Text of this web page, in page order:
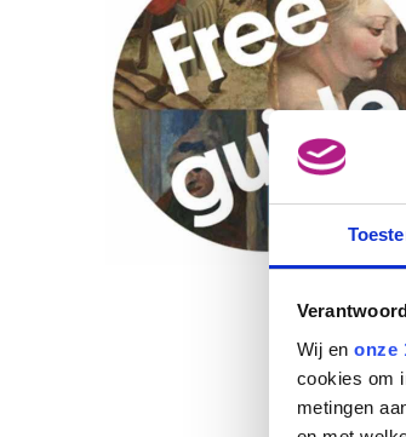
Wij en onze
cookies om
metingen